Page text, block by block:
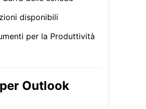
disponibili
per la Produttività
Outlook